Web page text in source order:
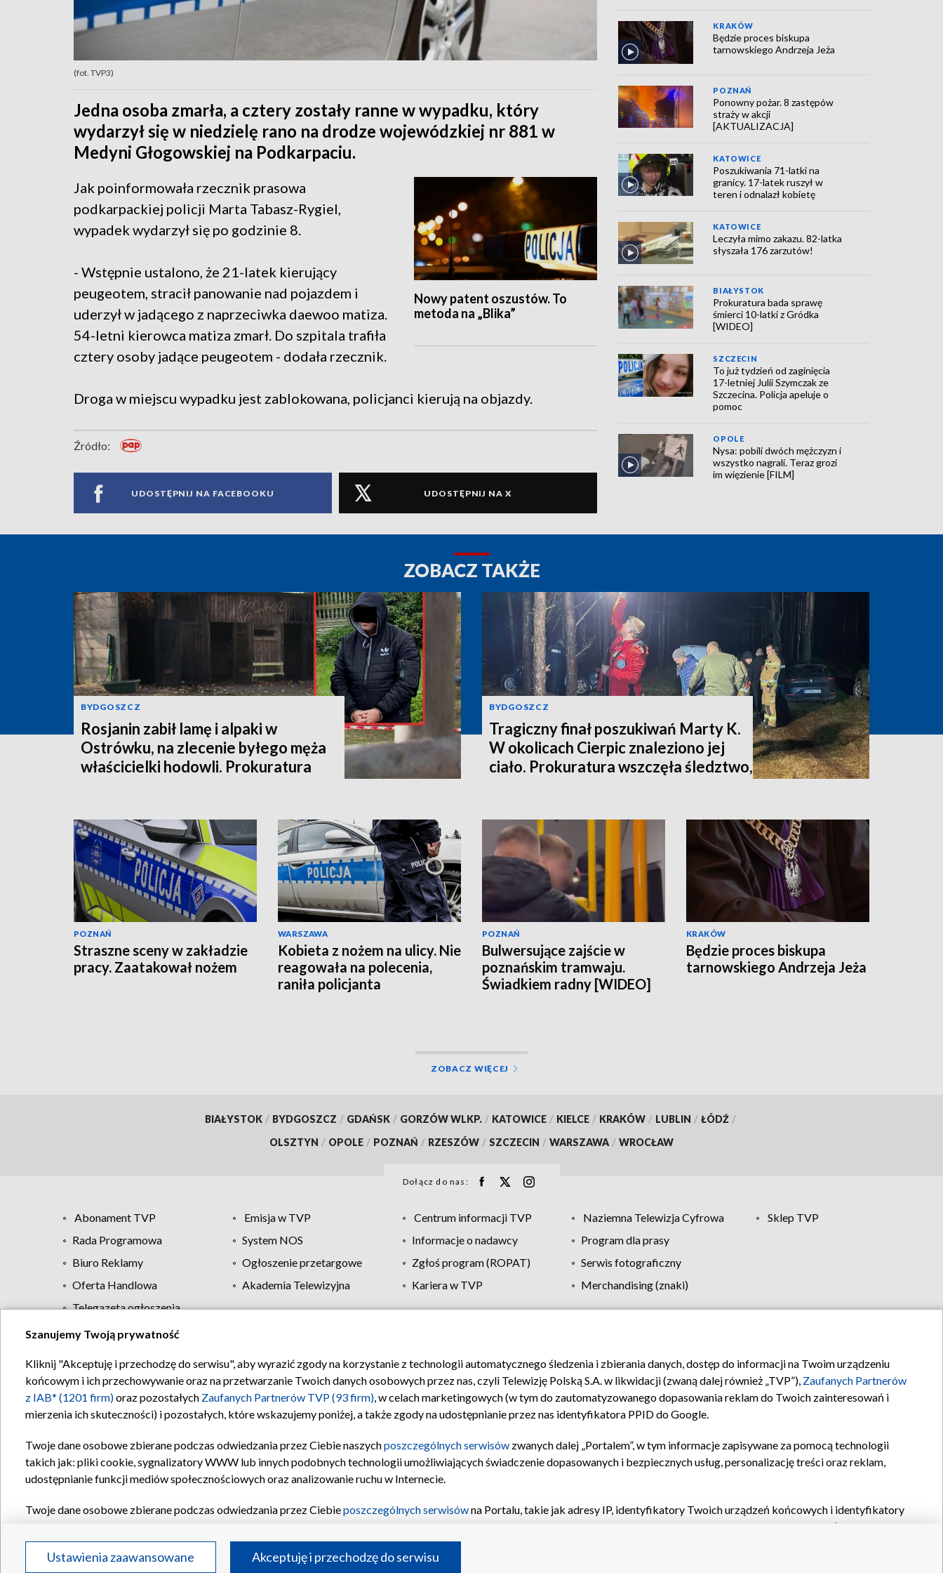
(fot. TVP3)
Jedna osoba zmarła, a cztery zostały ranne w wypadku, który
wydarzył się w niedzielę rano na drodze wojewódzkiej nr 881 w
Medyni Głogowskiej na Podkarpaciu.
Nowy patent oszustów. To
metoda na „Blika”
Jak poinformowała rzecznik prasowa
podkarpackiej policji Marta Tabasz-Rygiel,
wypadek wydarzył się po godzinie 8.
- Wstępnie ustalono, że 21-latek kierujący
peugeotem, stracił panowanie nad pojazdem i
uderzył w jadącego z naprzeciwka daewoo matiza.
54-letni kierowca matiza zmarł. Do szpitala trafiła
cztery osoby jadące peugeotem - dodała rzecznik.
Droga w miejscu wypadku jest zablokowana, policjanci kierują na objazdy.
Źródło:
UDOSTĘPNIJ NA FACEBOOKU UDOSTĘPNIJ NA X
KRAKÓW
Będzie proces biskupa
tarnowskiego Andrzeja Jeża
POZNAŃ
Ponowny pożar. 8 zastępów
straży w akcji
[AKTUALIZACJA]
KATOWICE
Poszukiwania 71-latki na
granicy. 17-latek ruszył w
teren i odnalazł kobietę
KATOWICE
Leczyła mimo zakazu. 82-latka
słyszała 176 zarzutów!
BIAŁYSTOK
Prokuratura bada sprawę
śmierci 10-latki z Gródka
[WIDEO]
SZCZECIN
To już tydzień od zaginięcia
17-letniej Julii Szymczak ze
Szczecina. Policja apeluje o
pomoc
OPOLE
Nysa: pobili dwóch mężczyzn i
wszystko nagrali. Teraz grozi
im więzienie [FILM]
ZOBACZ TAKŻE
BYDGOSZCZ
Rosjanin zabił lamę i alpaki w
Ostrówku, na zlecenie byłego męża
właścicielki hodowli. Prokuratura
BYDGOSZCZ
Tragiczny finał poszukiwań Marty K.
W okolicach Cierpic znaleziono jej
ciało. Prokuratura wszczęła śledztwo,
POZNAŃ
Straszne sceny w zakładzie
pracy. Zaatakował nożem
WARSZAWA
Kobieta z nożem na ulicy. Nie
reagowała na polecenia,
raniła policjanta
POZNAŃ
Bulwersujące zajście w
poznańskim tramwaju.
Świadkiem radny [WIDEO]
KRAKÓW
Będzie proces biskupa
tarnowskiego Andrzeja Jeża
ZOBACZ WIĘCEJ
BIAŁYSTOK / BYDGOSZCZ / GDAŃSK / GORZÓW WLKP. / KATOWICE / KIELCE / KRAKÓW / LUBLIN / ŁÓDŹ /
OLSZTYN / OPOLE / POZNAŃ / RZESZÓW / SZCZECIN / WARSZAWA / WROCŁAW
Dołącz do nas:
Abonament TVP Emisja w TVP Centrum informacji TVP Naziemna Telewizja Cyfrowa
Sklep TVP
Rada Programowa
System NOS Informacje o nadawcy
Program dla prasy
Biuro Reklamy
Ogłoszenie przetargowe Zgłoś program (ROPAT)
Serwis fotograficzny
Oferta Handlowa
Akademia Telewizyjna Kariera w TVP
Merchandising (znaki)
Telegazeta ogłoszenia
Regulamin TVP Polityka prywatności Moje zgody Pomoc Biuro reklamy Kontakt
Szanujemy Twoją prywatność
Kliknij "Akceptuję i przechodzę do serwisu", aby wyrazić zgody na korzystanie z technologii automatycznego śledzenia i zbierania danych, dostęp do informacji na Twoim urządzeniu
końcowym i ich przechowywanie oraz na przetwarzanie Twoich danych osobowych przez nas, czyli Telewizję Polską S.A. w likwidacji (zwaną dalej również „TVP”), Zaufanych Partnerów
z IAB* (1201 firm)oraz pozostałych Zaufanych Partnerów TVP (93 firm), w celach marketingowych (w tym do zautomatyzowanego dopasowania reklam do Twoich zainteresowań i
mierzenia ich skuteczności) i pozostałych, które wskazujemy poniżej, a także zgody na udostępnianie przez nas identyfikatora PPID do Google.
Twoje dane osobowe zbierane podczas odwiedzania przez Ciebie naszychposzczególnych serwisów zwanych dalej „Portalem”, w tym informacje zapisywane za pomocą technologii
takich jak: pliki cookie, sygnalizatory WWW lub innych podobnych technologii umożliwiających świadczenie dopasowanych i bezpiecznych usług, personalizację treści oraz reklam,
udostępnianie funkcji mediów społecznościowych oraz analizowanie ruchu w Internecie.
Twoje dane osobowe zbierane podczas odwiedzania przez Ciebieposzczególnych serwisówna Portalu, takie jak adresy IP, identyfikatory Twoich urządzeń końcowych i identyfikatory
oraz pozostałych
Partnerów TVPdla realizacji następujących celów i funkcji: przechowywania informacji na urządzeniu lub dostęp do nich, wyboru podstawowych reklam, wyboru spersonalizowanych
reklam, tworzenia profilu spersonalizowanych reklam, tworzenia profilu spersonalizowanych treści, wyboru spersonalizowanych treści, pomiaru wydajności reklam, pomiaru wydajności
Ustawienia zaawansowane Akceptuję i przechodzę do serwisu